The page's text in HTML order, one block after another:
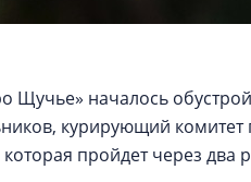
Щучье» началось
курирующий
пройдет через два